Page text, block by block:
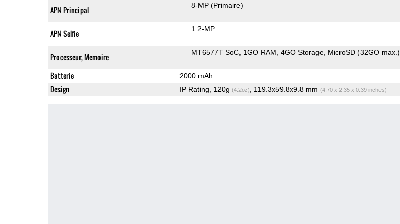
APN Principal 8-MP (Primaire)
APN Selfie 1.2-MP
Processeur, Memoire MT6577T SoC 1GO RAM 4GO Storage MicroSD (32GO max.)
Batterie 2000 mAh
Design IP Rating, 120g (4.2oz) , 119.3x59.8x9.8 mm (4.70 x 2.35 x 0.39 inches)